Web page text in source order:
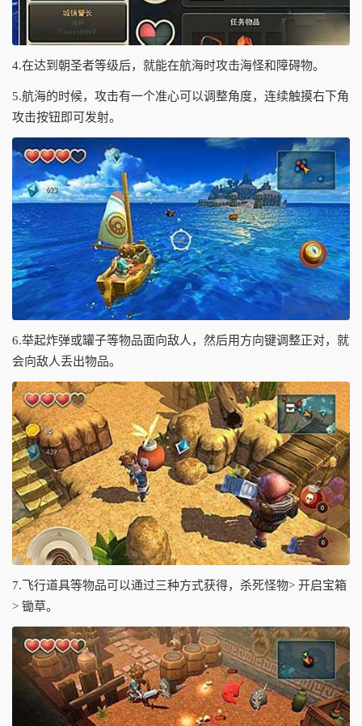
4.在达到朝圣者等级后，就能在航海时攻击海怪和障碍物。
5.航海的时候，攻击有一个准心可以调整角度，连续触摸右下角
攻击按钮即可发射。
6.举起炸弹或罐子等物品面向敌人，然后用方向键调整正对，就
会向敌人丢出物品。
7.飞行道具等物品可以通过三种方式获得，杀死怪物> 开启宝箱
> 锄草。